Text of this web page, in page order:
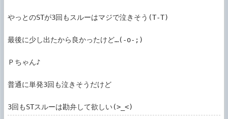
やっとのSTが3回もスルーはマジで泣きそう(T-T)
最後に少し出たから良かったけど…(-o-;)
Ｐちゃん♪
普通に単発3回も泣きそうだけど
3回もSTスルーは勘弁して欲しい(>_<)